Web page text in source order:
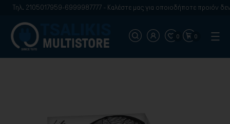
Τηλ. 2105017959-6999987777 - Καλέστε μας για οποιοδήποτε προιόν δεν
0 0